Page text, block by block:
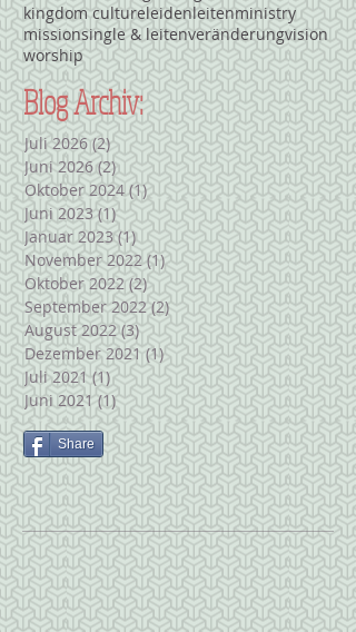
kingdom cultureleidenleitenministry
missionsingle & leitenveränderungvision
worship
Blog Archiv:
Juli 2026 (2)2 Beiträge
Juni 2026 (2)2 Beiträge
Oktober 2024 (1)1 Beitrag
Juni 2023 (1)1 Beitrag
Januar 2023 (1)1 Beitrag
November 2022 (1)1 Beitrag
Oktober 2022 (2)2 Beiträge
September 2022 (2)2 Beiträge
August 2022 (3)3 Beiträge
Dezember 2021 (1)1 Beitrag
Juli 2021 (1)1 Beitrag
Juni 2021 (1)1 Beitrag
Share